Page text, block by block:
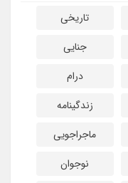
تاریخی
جنایی
درام
زندگینامه
ماجراجویی
نوجوان